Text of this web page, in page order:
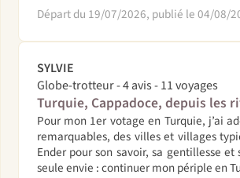
Départ du 19/07/2026, publié le 04/08/
SYLVIE
Globe-trotteur - 4 avis - 11 voyages
Turquie, Cappadoce, depuis les
Pour mon 1er votage en Turquie, j’ai
remarquables, des villes et villages
Ender pour son savoir, sa gentillesse
seule envie : continuer mon périple en